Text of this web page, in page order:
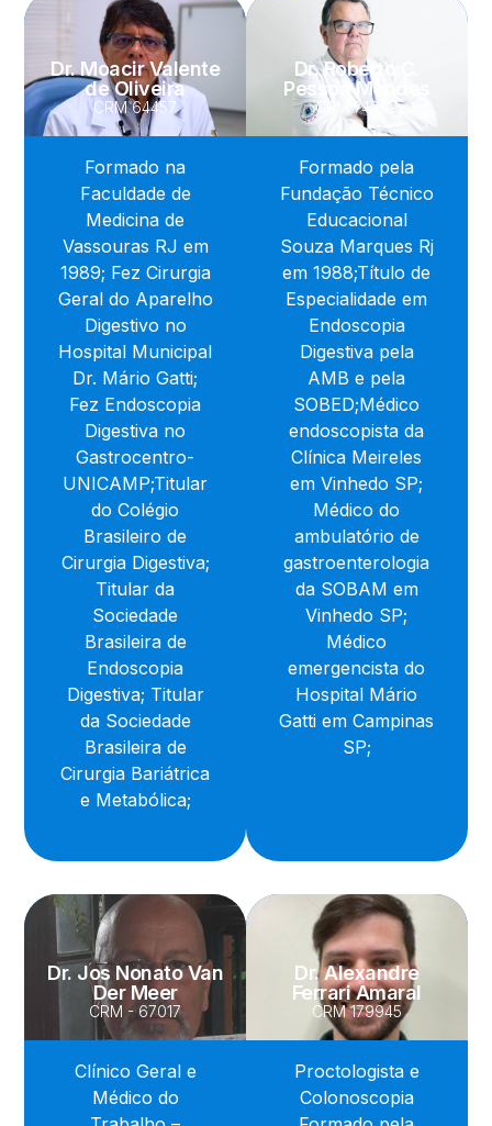
Dr. Moacir Valente
de Oliveira
CRM 64457
Formado na
Faculdade de
Medicina de
Vassouras RJ em
1989; Fez Cirurgia
Geral do Aparelho
Digestivo no
Hospital Municipal
Dr. Mário Gatti;
Fez Endoscopia
Digestiva no
Gastrocentro-
UNICAMP;Titular
do Colégio
Brasileiro de
Cirurgia Digestiva;
Titular da
Sociedade
Brasileira de
Endoscopia
Digestiva; Titular
da Sociedade
Brasileira de
Cirurgia Bariátrica
e Metabólica;
Dr. Roberto C.
Pessoa Mendes
CRM 74299
Formado pela
Fundação Técnico
Educacional
Souza Marques Rj
em 1988;​Título de
Especialidade em
Endoscopia
Digestiva pela
AMB e pela
SOBED;​Médico
endoscopista da
Clínica Meireles
em Vinhedo SP;​
Médico do
ambulatório de
gastroenterologia
da SOBAM em
Vinhedo SP;​
Médico
emergencista do
Hospital Mário
Gatti em Campinas
SP;
Dr. Jos Nonato Van
Der Meer
CRM - 67017
Clínico Geral e
Médico do
Dr. Alexandre
Ferrari Amaral
CRM 179945
Proctologista e
Colonoscopia